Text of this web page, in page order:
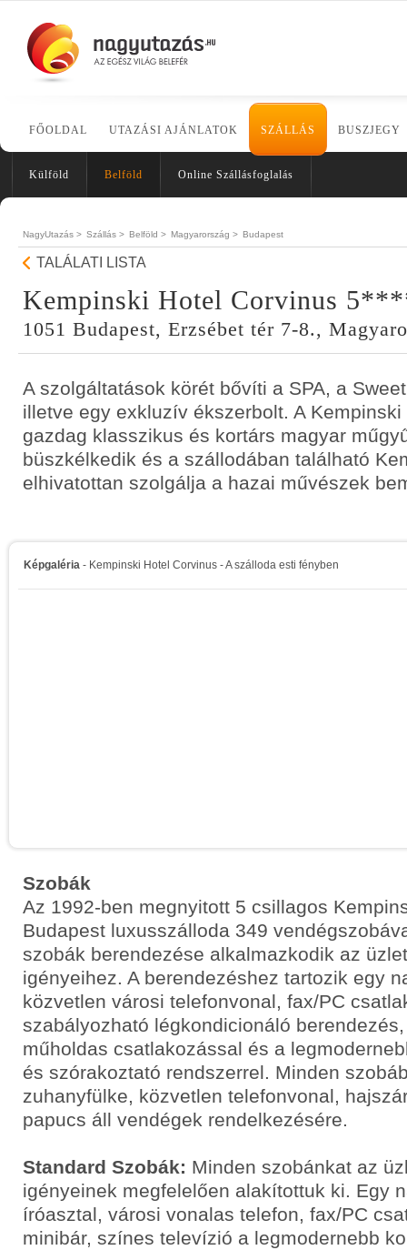
FŐOLDAL UTAZÁSI AJÁNLATOK SZÁLLÁS BUSZJEGY
Külföld Belföld Online Szállásfoglalás
NagyUtazás > Szállás > Belföld > Magyarország > Budapest
TALÁLATI LISTA
Kempinski Hotel Corvinus
1051 Budapest, Erzsébet tér 7-8.,
A szolgáltatások körét bővíti a SPA, a
illetve egy exkluzív ékszerbolt. A
gazdag klasszikus és kortárs magyar
büszkélkedik és a szállodában található
elhivatottan szolgálja a hazai művészek
Képgaléria - Kempinski Hotel Corvinus - A szálloda esti fényben
Szobák
Az 1992-ben megnyitott 5 csillagos
Budapest luxusszálloda 349
szobák berendezése alkalmazkodik az
igényeihez. A berendezéshez tartozik egy
közvetlen városi telefonvonal, fax/PC
szabályozható légkondicionáló
műholdas csatlakozással és a
és szórakoztató rendszerrel. Minden
zuhanyfülke, közvetlen telefonvonal,
papucs áll vendégek rendelkezésére.
Standard Szobák: Minden szobánkat az
igényeinek megfelelően alakítottuk ki. Egy
íróasztal, városi vonalas telefon, fax/PC
minibár, színes televízió a legmodernebb